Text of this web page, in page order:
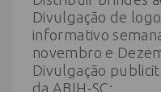
Divulgação de
informativo
novembro e
Divulgação
da ABIH-SC;